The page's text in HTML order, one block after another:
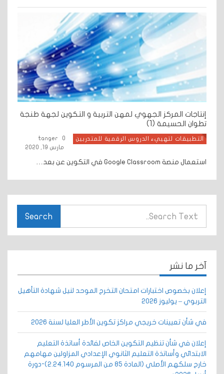
إنتاجات المركز الجهوي لمهن التربية و التكوين لجهة طنجة
تطوان الحسيمة (1)
التطبيقات لتهييء الدروس الرقمية للمتدربين 0
tanger
مارس 19, 2020
استعمال منصة Google Classroom في التكوين عن بعد…
Search
آخر ما نشر
إعلان بخصوص اختبارات امتحان التخرج الموحد لنيل شهادة التأهيل
التربوي – يوليوز 2026
في شأن تعيينات خريجي مراكز تكوين الأطر العليا لسنة 2026
إعلان في شأن تنظيم التكوين الخاص لفائدة أساتذة التعليم
الابتدائي وأساتذة التعليم الثانوي الإعدادي المزاولين مهامهم
خارج سلكهم الأصلي (المادة 85 من المرسوم 2.24.140)-دورة